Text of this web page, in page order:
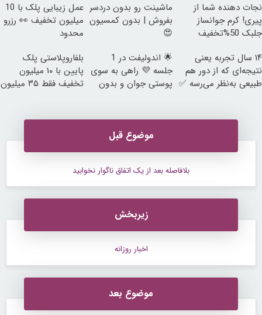
نجات دهنده شما از
پیری! کرم جوانساز
جلبک 50%تخفیف
ماشینت رو بدون دردسر
بفروش | بدون کمسیون
😍
عمل زیبایی پلک با 10
میلیون تخفیف 👀 رزرو
محدود
۱۴ سال تجربه یعنی
نتیجه‌ای که از دور هم
طبیعی به‌نظر می‌رسه ✅
🌟 اندولیفت در 1
جلسه 💜 راهی به سوی
پوستی جوان و بدون
بلفاروپلاستی پلک
پایین با ۱۰ میلیون
تخفیف فقط ۳۵ میلیون
موضوع قبل
بلافاصله بعد از یک اتفاق ناگوار نخوابید
زیربخش
اخبار روزانه
موضوع بعد